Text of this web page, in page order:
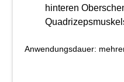
hinteren
Anwendungsdauer: